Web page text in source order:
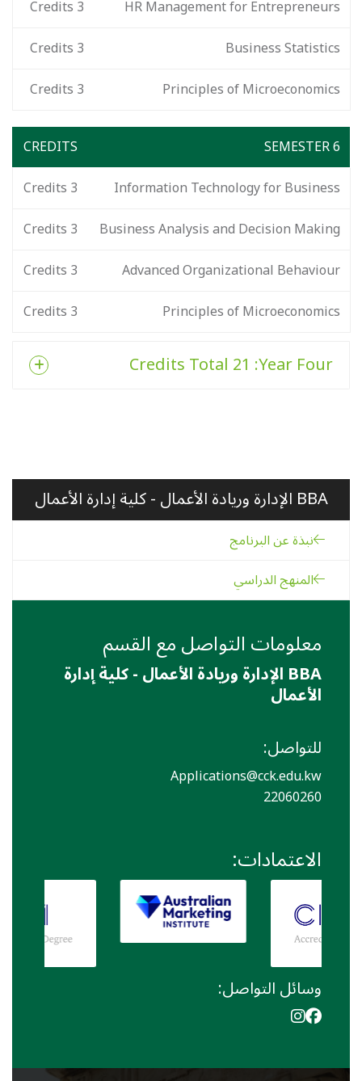
HR Management for Entrepreneurs
3
Credits
Business Statistics
3
Credits
Principles of Microeconomics
3
Credits
SEMESTER 6
CREDITS
Information Technology for Business
3
Credits
Business Analysis and Decision Making
3
Credits
Advanced Organizational Behaviour
3
Credits
Principles of Microeconomics
3
Credits
Year Four
: 21 Credits Total
BBA الإدارة وريادة الأعمال - كلية إدارة الأعمال
نبذة عن البرنامج
المنهج الدراسي
معلومات التواصل مع القسم
BBA الإدارة وريادة الأعمال - كلية إدارة
الأعمال
للتواصل:
Applications@cck.edu.kw
22060260
الاعتمادات:
وسائل التواصل: